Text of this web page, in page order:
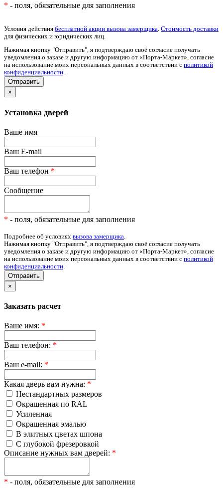
* - поля, обязательные для заполнения
Условия действия бесплатной акции вызова замерщика Стоимость доставки
для физических и юридических лиц.
Нажимая кнопку "Отправить", я подтверждаю своё согласие получать
уведомления о заказе и другую информацию от «Порта-Маркет», согласие
на использование моих персональных данных в соответствии с политикой
конфиденциальности.
×
Установка дверей
Ваше имя
Ваш E-mail
Ваш телефон *
Сообщение
* - поля, обязательные для заполнения
Подробнее об условиях вызова замерщика.
Нажимая кнопку "Отправить", я подтверждаю своё согласие получать
уведомления о заказе и другую информацию от «Порта-Маркет», согласие
на использование моих персональных данных в соответствии с политикой
конфиденциальности.
Отправить
×
Заказать расчет
Ваше имя: *
Ваш телефон: *
Ваш e-mail: *
Какая дверь вам нужна: *
Нестандартных размеров
Окрашенная по RAL
Усиленная
Окрашенная эмалью
В элитных цветах шпона
С глубокой фрезеровкой
Описание нужных вам дверей: *
* - поля, обязательные для заполнения